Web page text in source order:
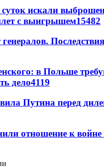
искали
с выигрышем15482
в Польше
дело4119
Путина перед
отношение к войне